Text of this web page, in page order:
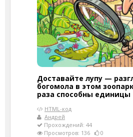
Доставайте лупу —
богомола в этом
раза способны единицы
HTML-код
Андрей
Прохождений: 44
Просмотров: 136
0